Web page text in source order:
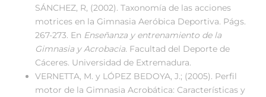
SÁNCHEZ, R, (2002). Taxonomía de las acciones
motrices en la Gimnasia Aeróbica Deportiva. Págs.
267-273. En Enseñanza y entrenamiento de la
Gimnasia y Acrobacia. Facultad del Deporte de
Cáceres. Universidad de Extremadura.
VERNETTA, M. y LÓPEZ BEDOYA, J.; (2005). Perfil
motor de la Gimnasia Acrobática: Características y